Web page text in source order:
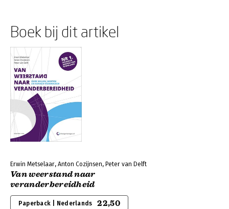
Boek bij dit artikel
Erwin Metselaar, Anton Cozijnsen, Peter van Delft
Van weerstand naar
veranderbereidheid
Paperback | Nederlands 22,50